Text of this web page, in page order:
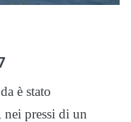
è stato
pressi di un